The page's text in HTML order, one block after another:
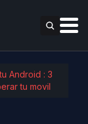
Android : 3
tu movil